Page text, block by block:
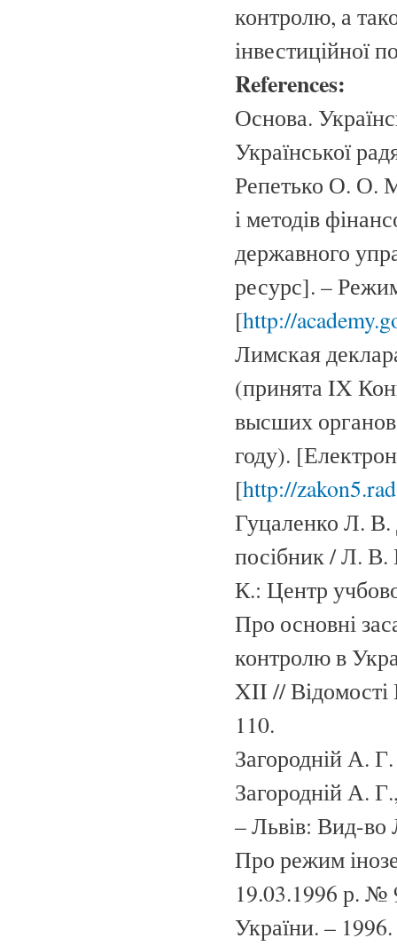
контролю, а
інвестиційної
References:
Основа.
Української
Репетько О. О.
і методів
державного
ресурс]. –
[http://
Лимская
(принята IX
высших
году).
[http://
Гуцаленко Л. В.
посібник / Л.
К.: Центр
Про основні
контролю в
XII // Відомості
110.
Загородній А.
Загородній А.
– Львів: Вид-во
Про режим
19.03.1996 р. №
України. –